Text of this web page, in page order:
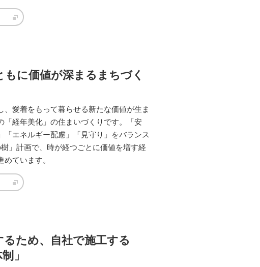
に価値が深まるまちづく
、愛着をもって暮らせる新たな価値が生ま
経年美化」の住まいづくりです。「安
「エネルギー配慮」「見守り」をバランス
」計画で、時が経つごとに価値を増す経
ています。
ため、自社で施工する
」